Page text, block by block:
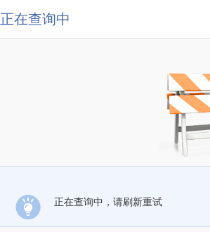
正在查询中
正在查询中，请刷新重试